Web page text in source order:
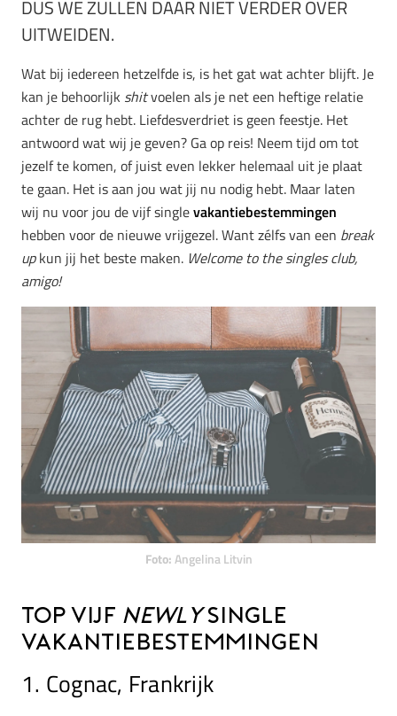
DUS WE ZULLEN DAAR NIET VERDER OVER
UITWEIDEN.
Wat bij iedereen hetzelfde is, is het gat wat achter blijft. Je
kan je behoorlijk shitvoelen als je net een heftige relatie
achter de rug hebt. Liefdesverdriet is geen feestje. Het
antwoord wat wij je geven? Ga op reis! Neem tijd om tot
jezelf te komen, of juist even lekker helemaal uit je plaat
te gaan. Het is aan jou wat jij nu nodig hebt. Maar laten
wij nu voor jou de vijf singlevakantiebestemmingen
hebben voor de nieuwe vrijgezel. Want zélfs van een break
upkun jij het beste maken. Welcome to the singles club,
amigo!
Foto: Angelina Litvin
Top vijf newlysingle
vakantiebestemmingen
1. Cognac, Frankrijk